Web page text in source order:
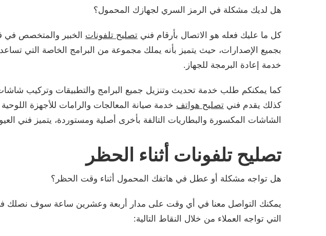
هل لديك مشكلة في الرمز السري لجهازك المحمول؟
كل ما عليك فعله هو الاتصال بأرقام فني تصليح تلفونات الخبير والمتخصص في
بجميع الإصدارات، حيث يتميز بأنه يملك مجموعة من البرامج الخاصة التي
خدمة إعادة البرمجة للجهاز.
كما يمكنكم طلب خدمة تحديث وتنزيل جميع البرامج والتطبيقات وتركيب
كذلك يقدم فني تصليح هواتف خدمة صيانة المعالجات والرامات للأجهزة
الشاشات المكسورة والبطاريات التالفة بأخرى أصلية ومستوردة، يتميز فني
تصليح تلفونات أثناء الحظر
هل تواجه مشكلة أو عطل في هاتفك المحمول أثناء وقت الحظر؟
يمكنك التواصل معنا في أي وقت على مدار أربعة وعشرين ساعة سوف نصلك في
التي تواجه العملاء من خلال النقاط التالية: